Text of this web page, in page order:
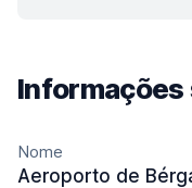
Informações
Nome
Aeroporto de